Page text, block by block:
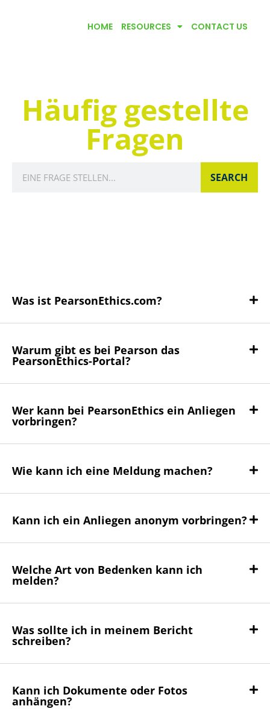
HOME RESOURCES CONTACT US
Häufig gestellte
Fragen
SEARCH
Was ist PearsonEthics.com?
Warum gibt es bei Pearson das
PearsonEthics-Portal?
Wer kann bei PearsonEthics ein Anliegen
vorbringen?
Wie kann ich eine Meldung machen?
Kann ich ein Anliegen anonym vorbringen?
Welche Art von Bedenken kann ich
melden?
Was sollte ich in meinem Bericht
schreiben?
Kann ich Dokumente oder Fotos
anhängen?